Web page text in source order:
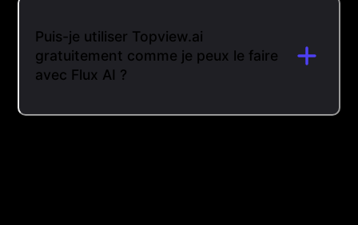
Puis-je utiliser Topview.ai
gratuitement comme je peux le faire
avec Flux AI ?